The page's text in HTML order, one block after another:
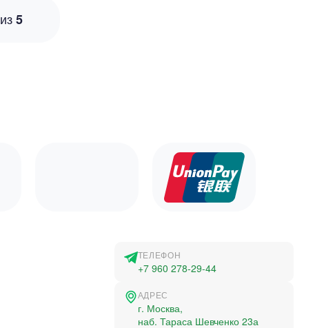
из5
ТЕЛЕФОН
+7 960 278-29-44
АДРЕС
г. Москва,
наб. Тараса Шевченко 23а